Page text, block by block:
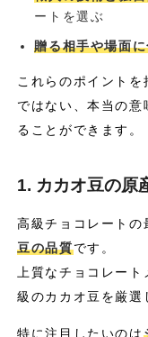
ートを選ぶ
贈る相手や場面
これらのポイント
ではない、本当の意
ることができます。
1. カカオ豆の原
高級チョコレートの
豆の品質です。
上質なチョコレー
級のカカオ豆を厳選
特に注目したいのは